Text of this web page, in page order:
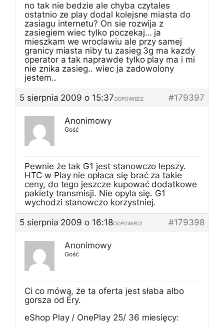
no tak nie bedzie ale chyba czytales
ostatnio ze play dodal kolejsne miasta do
zasiagu internetu? On sie rozwija z
zasiegiem wiec tylko poczekaj… ja
mieszkam we wroclawiu ale przy samej
granicy miasta niby tu zasieg 3g ma kazdy
operator a tak naprawde tylko play ma i mi
nie znika zasieg.. wiec ja zadowolony
jestem..
5 sierpnia 2009 o 15:37
#179397
ODPOWIEDZ
Anonimowy
Gość
Pewnie że tak G1 jest stanowczo lepszy.
HTC w Play nie opłaca się brać za takie
ceny, do tego jeszcze kupować dodatkowe
pakiety transmisji. Nie opyla się. G1
wychodzi stanowczo korzystniej.
5 sierpnia 2009 o 16:18
#179398
ODPOWIEDZ
Anonimowy
Gość
Ci co mówą, że ta oferta jest słaba albo
gorsza od Ery.
eShop Play / OnePlay 25/ 36 miesięcy: